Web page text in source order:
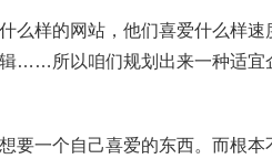
么样的网站，他们喜爱什么样速
……所以咱们规划出来一种适宜
要一个自己喜爱的东西。而根本